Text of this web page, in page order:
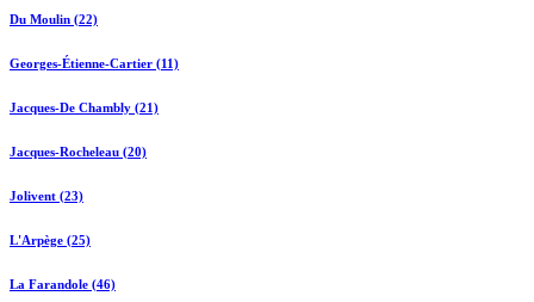
Du Moulin (22)
Georges-Étienne-Cartier (11)
Jacques-De Chambly (21)
Jacques-Rocheleau (20)
Jolivent (23)
L'Arpège (25)
La Farandole (46)